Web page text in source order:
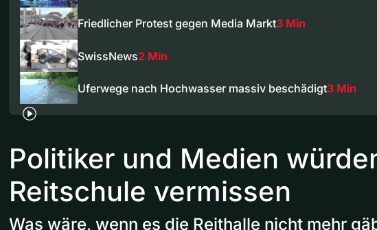
Friedlicher Protest gegen Media Markt3 Min
SwissNews2 Min
Uferwege nach Hochwasser massiv beschädigt3 Min
Politiker und Medien
Reitschule vermissen
Was wäre, wenn es die Reithalle nicht mehr